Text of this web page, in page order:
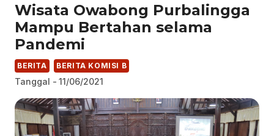
Wisata Owabong Purbalingga
Mampu Bertahan selama
Pandemi
BERITA BERITA KOMISI B
Tanggal - 11/06/2021